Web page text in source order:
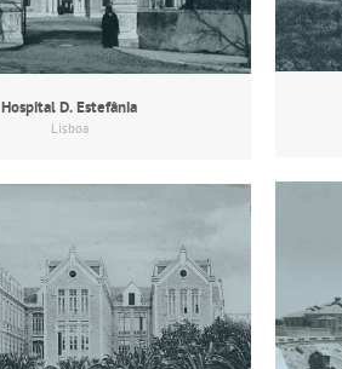
Hospital D. Estefânia
Lisboa